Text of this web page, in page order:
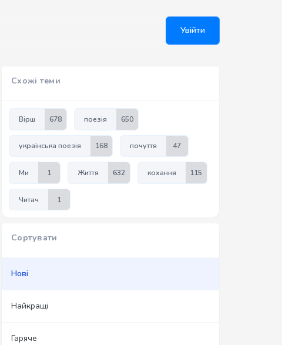
Увійти
Схожі теми
Вірш 678 поезія 650
українська поезія 168 почуття 47
Ми 1 Життя 632 кохання 115
Читач 1
Сортувати
Нові
Найкращі
Гаряче